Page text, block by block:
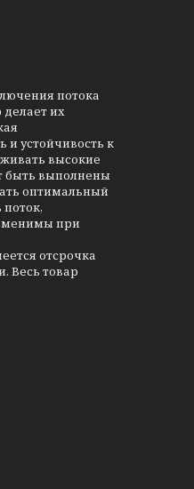
потока
их
и устойчивость к
высокие
быть выполнены
оптимальный
при
отсрочка
Весь товар